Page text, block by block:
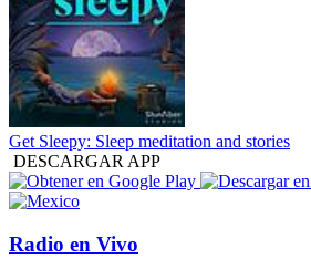
Get Sleepy: Sleep meditation and stories
DESCARGAR APP
Radio en Vivo